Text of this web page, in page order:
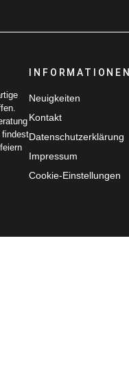
findest
INFORMATIONEN
Neuigkeiten
Kontakt
Datenschutzerklärung
Impressum
Cookie-Einstellungen